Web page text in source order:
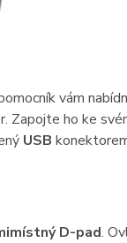
vám
Zapojte ho ke
USB
D-pad.